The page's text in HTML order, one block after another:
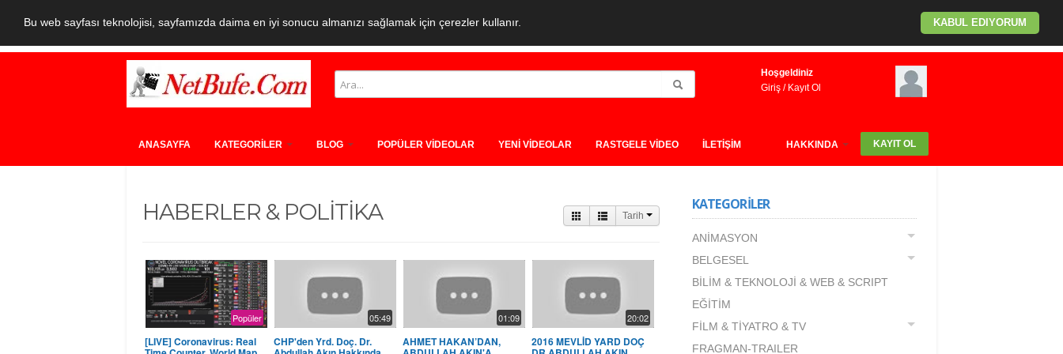
KABUL EDIYORUM
Bu web sayfası teknolojisi, sayfamızda daima en iyi sonucu almanızı sağlamak için çerezler kullanır.
Hoşgeldiniz
Giriş/ Kayıt Ol
ANASAYFA KATEGORİLER BLOG POPÜLER VİDEOLAR YENİ VİDEOLAR RASTGELE VİDEO İLETİŞİM HAKKINDA KAYIT OL
HABERLER & POLİTİKA Tarih
Popüler
[LIVE] Coronavirus: Real
05:49
CHP'den Yrd. Doç. Dr.
01:09
AHMET HAKAN’DAN,
20:02
2016 MEVLİD YARD DOÇ
KATEGORİLER
ANİMASYON
BELGESEL
BİLİM & TEKNOLOJİ & WEB & SCRIPT
EĞİTİM
FİLM & TİYATRO & TV
FRAGMAN-TRAILER